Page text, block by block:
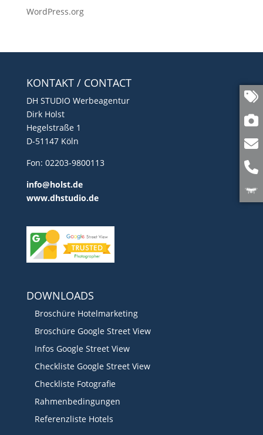
WordPress.org
KONTAKT / CONTACT
DH STUDIO Werbeagentur
Dirk Holst
Hegelstraße 1
D-51147 Köln
Fon: 02203-9800113
info@holst.de
www.dhstudio.de
DOWNLOADS
Broschüre Hotelmarketing
Broschüre Google Street View
Infos Google Street View
Checkliste Google Street View
Checkliste Fotografie
Rahmenbedingungen
Referenzliste Hotels